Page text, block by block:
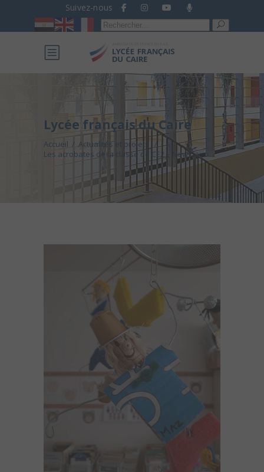
Suivez-nous
Recherche
pour :
Lycée français du Caire
Accueil / Actualités et projets
/
Les acrobates de la classe de CE2 – New Cairo